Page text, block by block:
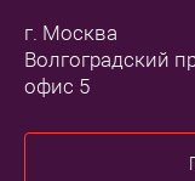
г. Москва
Волгоградский
офис 5